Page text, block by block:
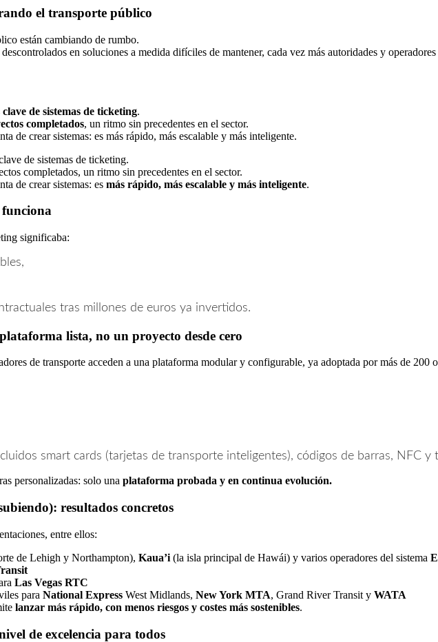
el transporte público
están cambiando de rumbo.
en soluciones a medida difíciles de mantener, cada vez más autoridades y
de sistemas de ticketing.
completados, un ritmo sin precedentes en el sector.
de crear sistemas: es más rápido, más escalable y más inteligente.
de sistemas de ticketing.
completados, un ritmo sin precedentes en el sector.
de crear sistemas: es más rápido, más escalable y más inteligente.
significaba:
tras millones de euros ya invertidos.
lista, no un proyecto desde cero
de transporte acceden a una plataforma modular y configurable, ya adoptada por más de 200
smart cards (tarjetas de transporte inteligentes), códigos de barras, NFC y
personalizadas: solo una plataforma probada y en continua evolución.
resultados concretos
entre ellos:
de Lehigh y Northampton), Kaua’i (la isla principal de Hawái) y varios operadores del sistema
Las Vegas RTC
para National Express West Midlands, New York MTA, Grand River Transit y WATA
lanzar más rápido, con menos riesgos y costes más sostenibles.
de excelencia para todos